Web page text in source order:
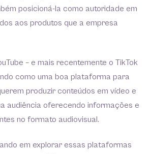
posicioná-la como autoridade em
aos produtos que a empresa
– e mais recentemente o TikTok
como uma boa plataforma para
produzir conteúdos em vídeo e
audiência oferecendo informações e
no formato audiovisual.
em explorar essas plataformas